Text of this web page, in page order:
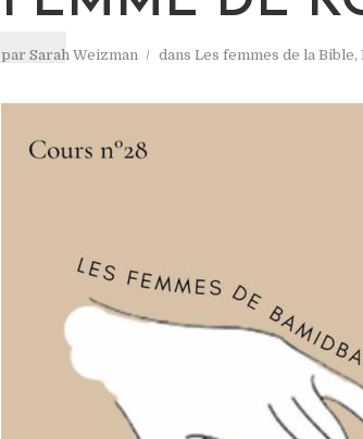
par Sarah Weizman dans Les femmes de la Bible,